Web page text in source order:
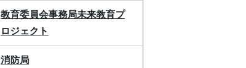
教育委員会事務局未来教育プ
ロジェクト
消防局